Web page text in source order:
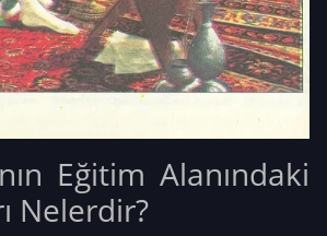
Eğitim Alanındaki
Nelerdir?